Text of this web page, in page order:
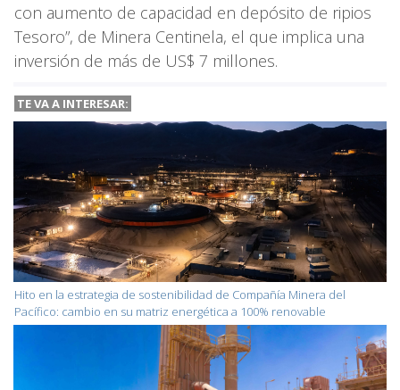
con aumento de capacidad en depósito de ripios
Tesoro”, de Minera Centinela, el que implica una
inversión de más de US$ 7 millones.
TE VA A INTERESAR:
Hito en la estrategia de sostenibilidad de Compañía Minera del
Pacífico: cambio en su matriz energética a 100% renovable